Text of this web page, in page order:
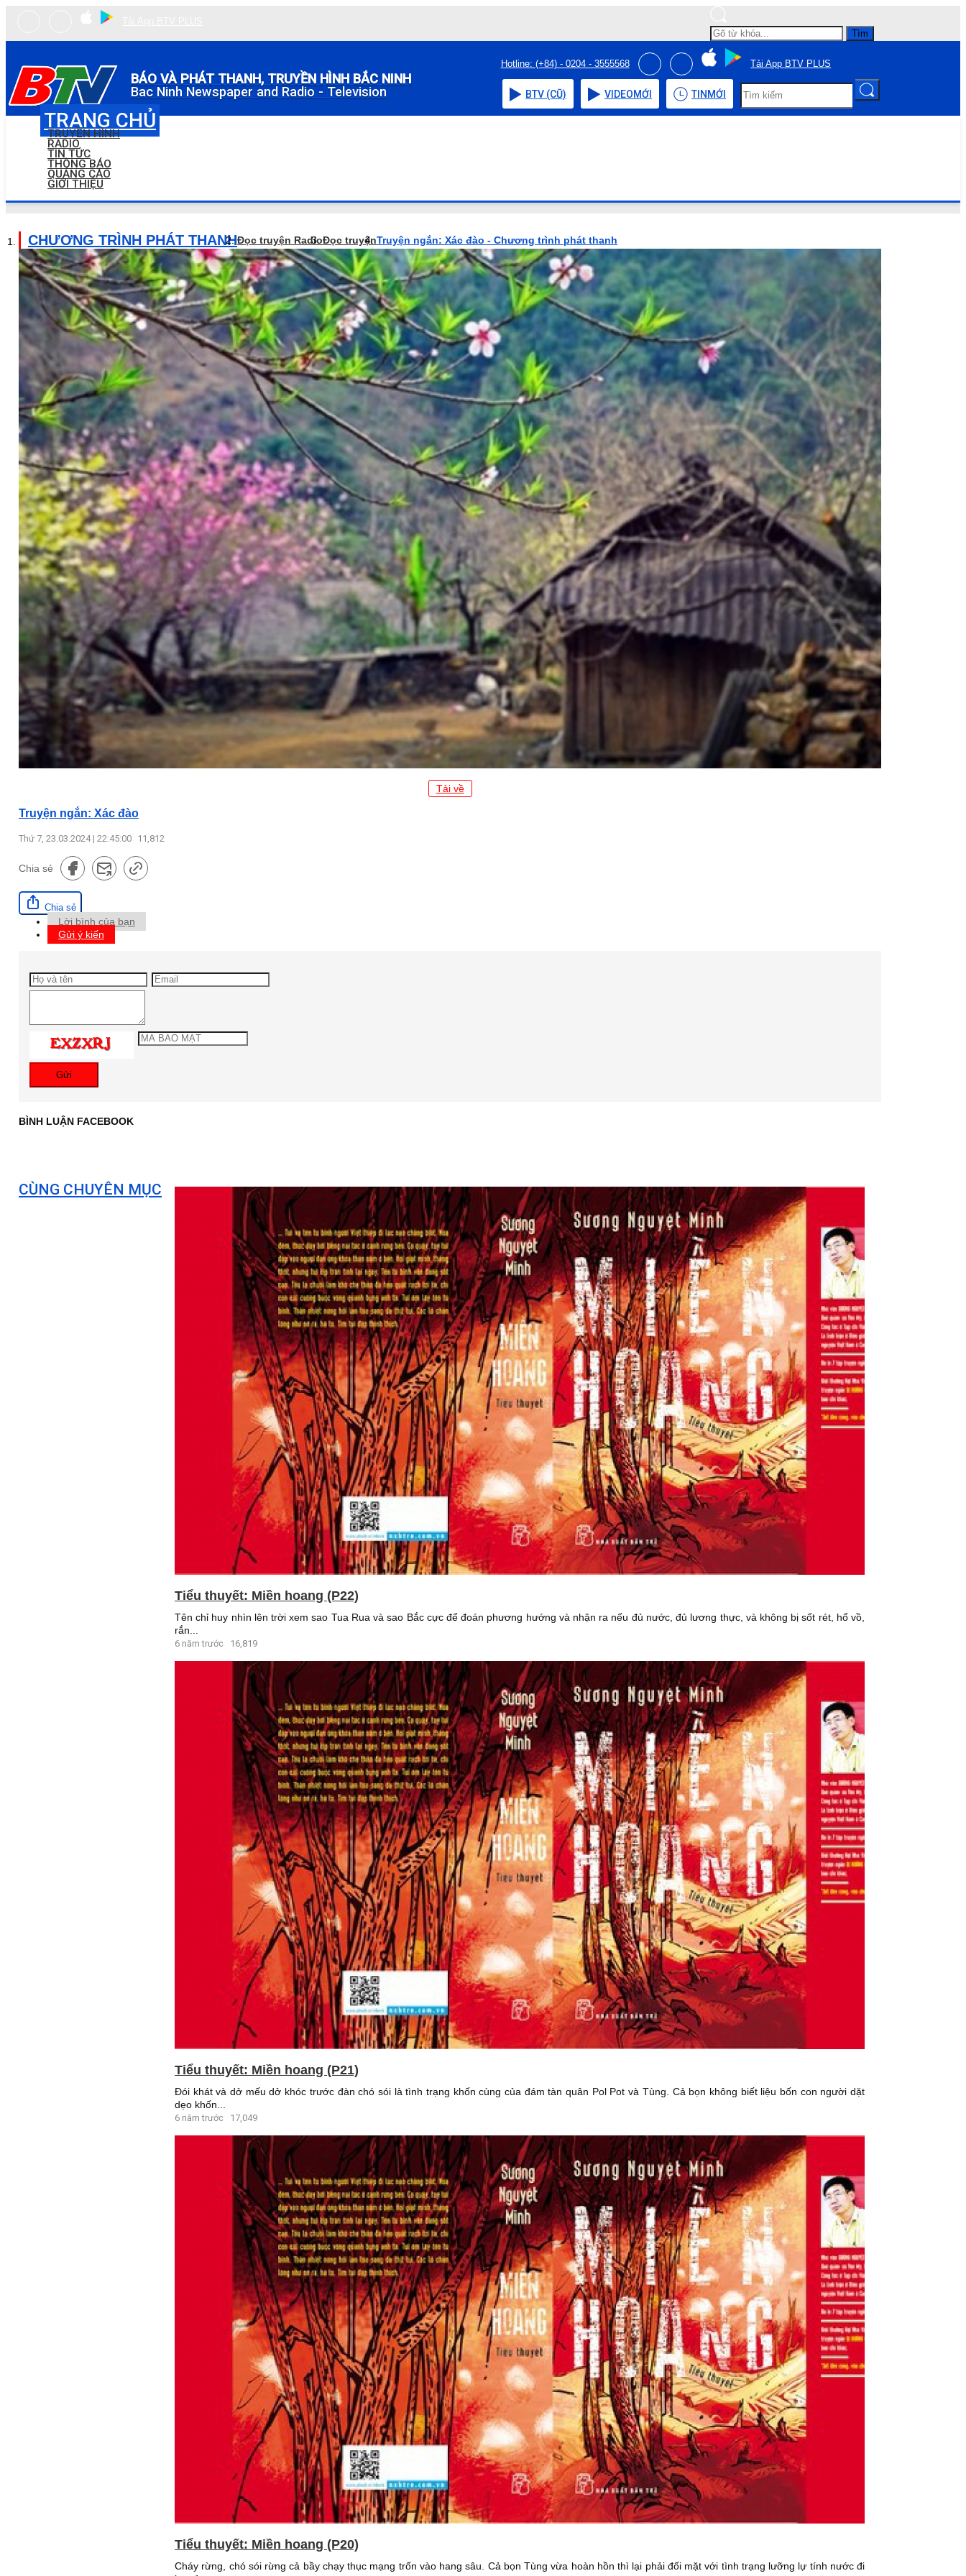
Tìm
BÁO VÀ PHÁT THANH, TRUYỀN HÌNH BẮC NINH
Bac Ninh Newspaper and Radio - Television
Hotline: (+84) - 0204 - 3555568 Tải App BTV PLUS
BTV (CŨ) VIDEOMỚI TIN MỚI
TRANG CHỦ
TRUYỀN HÌNH
RADIO
TIN TỨC
THÔNG BÁO
QUẢNG CÁO
GIỚI THIỆU
CHƯƠNG TRÌNH PHÁT THANHĐọc truyện RadioĐọc truyệnTruyện ngắn: Xác đào - Chương trình phát thanh
Tải về
Truyện ngắn: Xác đào
Thứ 7, 23.03.2024 | 22:45:00 11,812
Chia sẻ
Chia sẻ
Lời bình của bạn
Gửi ý kiến
Gửi
BÌNH LUẬN FACEBOOK
CÙNG CHUYÊN MỤC
Tiểu thuyết: Miền hoang (P22)
Tên chỉ huy nhìn lên trời xem sao Tua Rua và sao Bắc cực để đoán phương hướng và nhận ra nếu đủ nước, đủ lương thực, và không bị sốt rét, hổ vồ,
rắn...
6 năm trước 16,819
Tiểu thuyết: Miền hoang (P21)
Đói khát và dở mếu dở khóc trước đàn chó sói là tình trạng khốn cùng của đám tàn quân Pol Pot và Tùng. Cả bọn không biết liệu bốn con người dặt
dẹo khốn...
6 năm trước 17,049
Tiểu thuyết: Miền hoang (P20)
Cháy rừng, chó sói rừng cả bầy chạy thục mạng trốn vào hang sâu. Cả bọn Tùng vừa hoàn hồn thì lại phải đối mặt với tình trạng lưỡng lự tính nước đi